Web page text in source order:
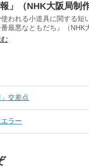
報」（NHK大阪局制
使われる小道具に関する
最悪なともだち』（NHK
」交差点
ラー